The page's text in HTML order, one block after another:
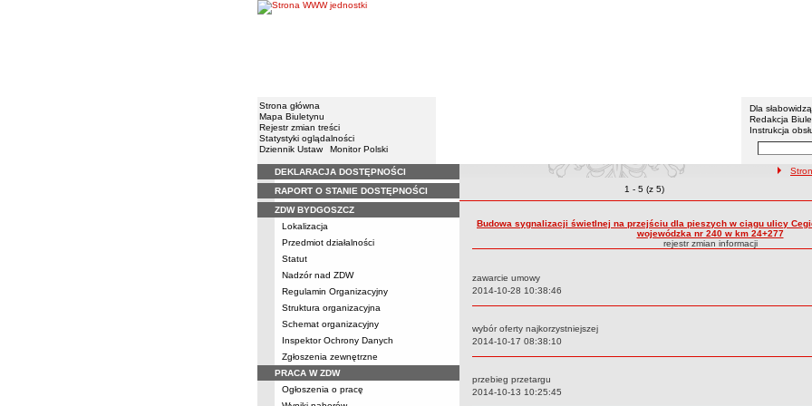
Strona główna
Mapa Biuletynu
Rejestr zmian treści
Statystyki oglądalności
Dziennik Ustaw
Monitor Polski
BIP -
Menu
Dla
Redakcja
Instrukcja
Wyszukiwarka
Menu
DEKLARACJA DOSTĘPNOŚCI
RAPORT O STANIE DOSTĘPNOŚCI
ZDW BYDGOSZCZ
Lokalizacja
Przedmiot działalności
Statut
Nadzór nad ZDW
Regulamin Organizacyjny
Struktura organizacyjna
Schemat organizacyjny
Inspektor Ochrony Danych
Zgłoszenia zewnętrzne
PRACA W ZDW
Ogłoszenia o pracę
ścieżka
Zmiany o pozycjach
1 - 5 (z 5)
Budowa sygnalizacji świetlnej na przejściu dla pieszych w ciągu ulicy
wojewódzka nr 240 w km 24+277
rejestr zmian informacji
zawarcie umowy
Data:
2014-10-28 10:38:46
wybór oferty najkorzystniejszej
Data:
2014-10-17 08:38:10
przebieg przetargu
Data:
2014-10-13 10:25:45